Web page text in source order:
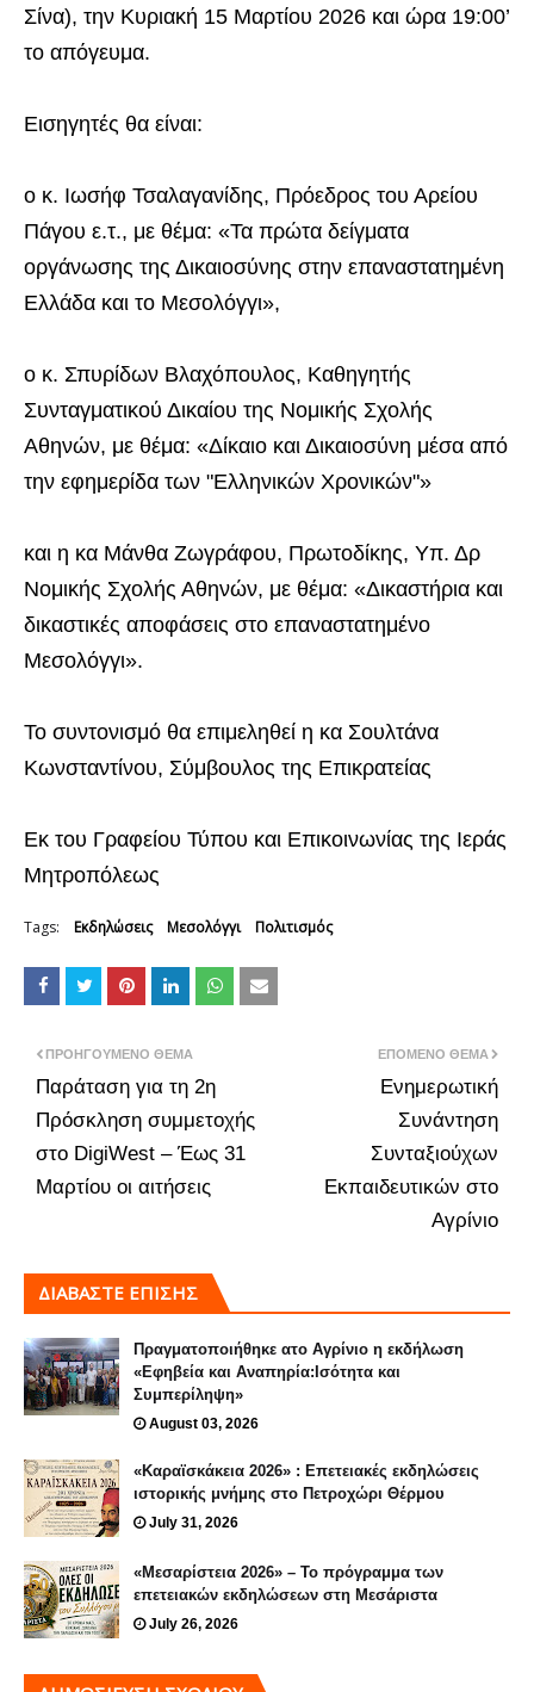
Σίνα), την Κυριακή 15 Μαρτίου 2026 και ώρα 19:00’
το απόγευμα.
Εισηγητές θα είναι:
ο κ. Ιωσήφ Τσαλαγανίδης, Πρόεδρος του Αρείου
Πάγου ε.τ., με θέμα: «Τα πρώτα δείγματα
οργάνωσης της Δικαιοσύνης στην επαναστατημένη
Ελλάδα και το Μεσολόγγι»,
ο κ. Σπυρίδων Βλαχόπουλος, Καθηγητής
Συνταγματικού Δικαίου της Νομικής Σχολής
Αθηνών, με θέμα: «Δίκαιο και Δικαιοσύνη μέσα από
την εφημερίδα των "Ελληνικών Χρονικών"»
και η κα Μάνθα Ζωγράφου, Πρωτοδίκης, Υπ. Δρ
Νομικής Σχολής Αθηνών, με θέμα: «Δικαστήρια και
δικαστικές αποφάσεις στο επαναστατημένο
Μεσολόγγι».
Το συντονισμό θα επιμεληθεί η κα Σουλτάνα
Κωνσταντίνου, Σύμβουλος της Επικρατείας
Εκ του Γραφείου Τύπου και Επικοινωνίας της Ιεράς
Μητροπόλεως
Tags: Εκδηλώσεις Μεσολόγγι Πολιτισμός
ΕΠΌΜΕΝΟ ΘΈΜΑ
Ενημερωτική
Συνάντηση
Συνταξιούχων
Εκπαιδευτικών στο
Αγρίνιο
ΠΡΟΗΓΟΎΜΕΝΟ ΘΈΜΑ
Παράταση για τη 2η
Πρόσκληση συμμετοχής
στο DigiWest – Έως 31
Μαρτίου οι αιτήσεις
ΔΙΑΒΑΣΤΕ ΕΠΙΣΗΣ
Πραγματοποιήθηκε ατο Αγρίνιο η εκδήλωση
«Εφηβεία και Αναπηρία:Ισότητα και
Συμπερίληψη»
August 03, 2026
«Καραϊσκάκεια 2026» : Επετειακές εκδηλώσεις
ιστορικής μνήμης στο Πετροχώρι Θέρμου
July 31, 2026
«Μεσαρίστεια 2026» – Το πρόγραμμα των
επετειακών εκδηλώσεων στη Μεσάριστα
July 26, 2026